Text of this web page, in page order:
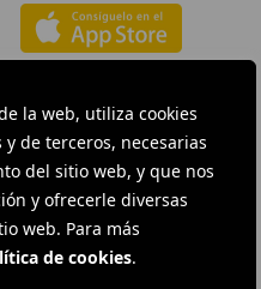
la web, utiliza cookies
de terceros, necesarias
del sitio web, y que nos
y ofrecerle diversas
web. Para más
de cookies.